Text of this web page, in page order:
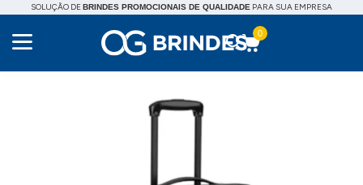
SOLUÇÃO DEBRINDES PROMOCIONAIS DE QUALIDADE PARA SUA EMPRESA
0